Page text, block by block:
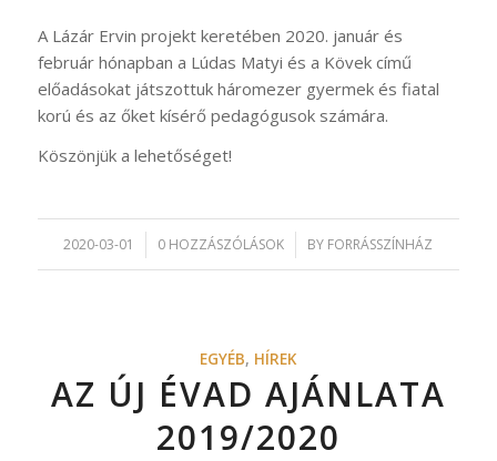
A Lázár Ervin projekt keretében 2020. január és
február hónapban a Lúdas Matyi és a Kövek című
előadásokat játszottuk háromezer gyermek és fiatal
korú és az őket kísérő pedagógusok számára.
Köszönjük a lehetőséget!
2020-03-01
/ 0 HOZZÁSZÓLÁSOK
/ BY FORRÁSSZÍNHÁZ
EGYÉB, HÍREK
AZ ÚJ ÉVAD AJÁNLATA
2019/2020